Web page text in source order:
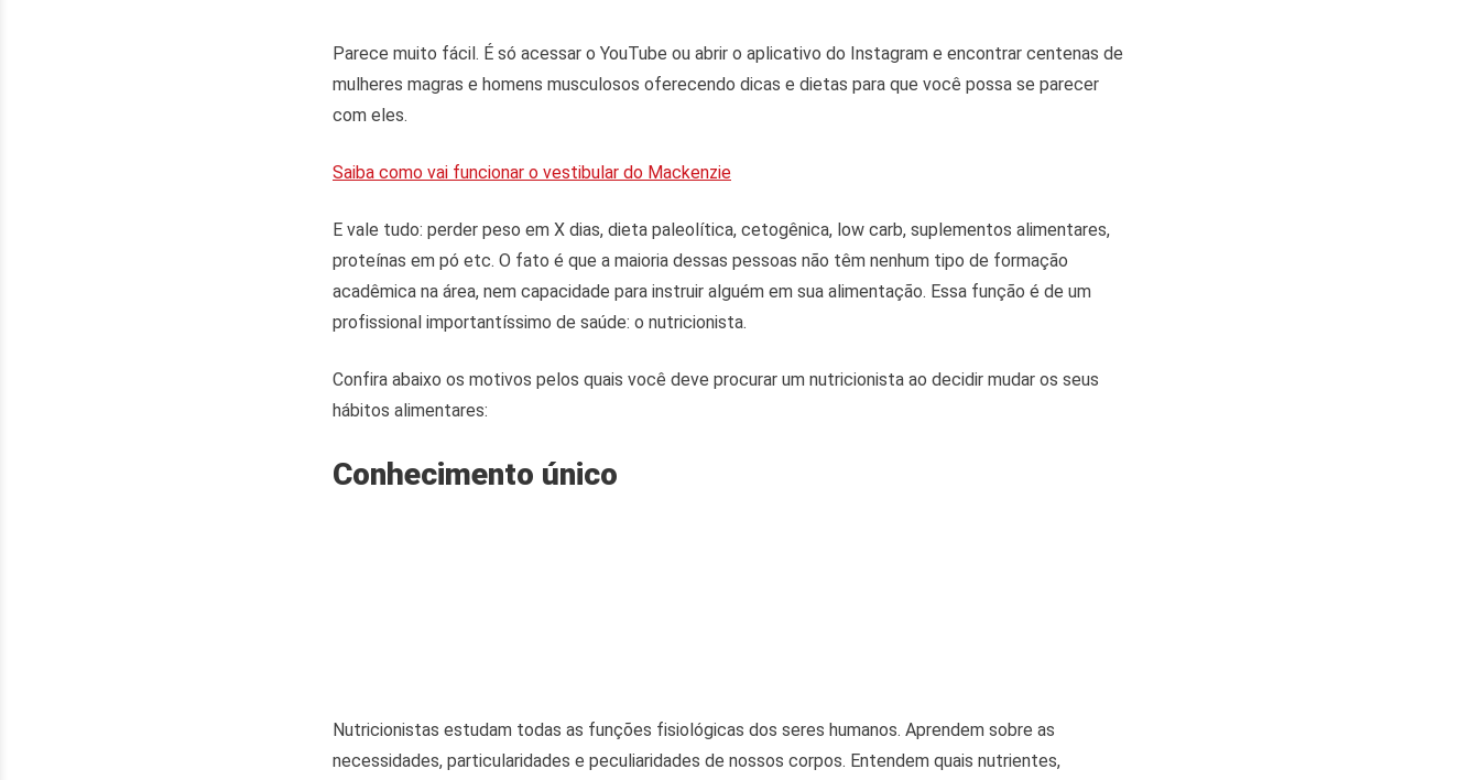
Parece muito fácil. É só acessar o YouTube ou abrir o aplicativo do Instagram e encontrar centenas de
mulheres magras e homens musculosos oferecendo dicas e dietas para que você possa se parecer
com eles.
Saiba como vai funcionar o vestibular do Mackenzie
E vale tudo: perder peso em X dias, dieta paleolítica, cetogênica, low carb, suplementos alimentares,
proteínas em pó etc. O fato é que a maioria dessas pessoas não têm nenhum tipo de formação
acadêmica na área, nem capacidade para instruir alguém em sua alimentação. Essa função é de um
profissional importantíssimo de saúde: o nutricionista.
Confira abaixo os motivos pelos quais você deve procurar um nutricionista ao decidir mudar os seus
hábitos alimentares:
Conhecimento único
Nutricionistas estudam todas as funções fisiológicas dos seres humanos. Aprendem sobre as
necessidades, particularidades e peculiaridades de nossos corpos. Entendem quais nutrientes,